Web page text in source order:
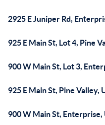
2925 E Juniper Rd,
925 E Main St, Lot 4, Pine
900 W Main St, Lot 3,
925 E Main St, Pine Valley,
900 W Main St, Enterprise,